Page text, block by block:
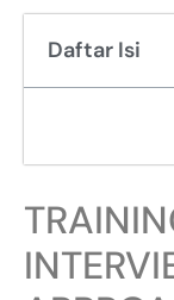
Daftar Isi